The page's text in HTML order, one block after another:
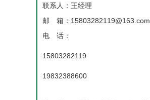
联系人：王经理
邮 箱：15803282119@163.com
电 话：
15803282119
19832388600